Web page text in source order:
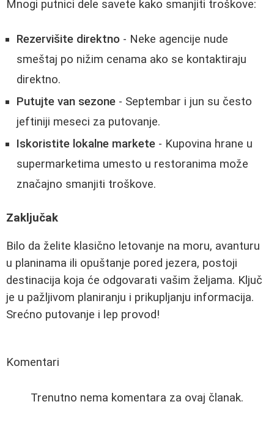
Mnogi putnici dele savete kako smanjiti troškove:
Rezervišite direktno - Neke agencije nude
smeštaj po nižim cenama ako se kontaktiraju
direktno.
Putujte van sezone - Septembar i jun su često
jeftiniji meseci za putovanje.
Iskoristite lokalne markete - Kupovina hrane u
supermarketima umesto u restoranima može
značajno smanjiti troškove.
Zaključak
Bilo da želite klasično letovanje na moru, avanturu
u planinama ili opuštanje pored jezera, postoji
destinacija koja će odgovarati vašim željama. Ključ
je u pažljivom planiranju i prikupljanju informacija.
Srećno putovanje i lep provod!
Komentari
Trenutno nema komentara za ovaj članak.